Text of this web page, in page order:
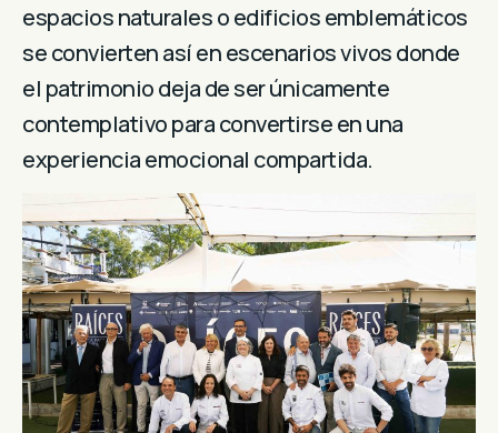
espacios naturales o edificios emblemáticos
se convierten así en escenarios vivos donde
el patrimonio deja de ser únicamente
contemplativo para convertirse en una
experiencia emocional compartida.